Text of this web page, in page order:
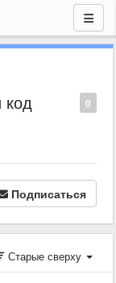
0
код
Подписаться
Старые сверху